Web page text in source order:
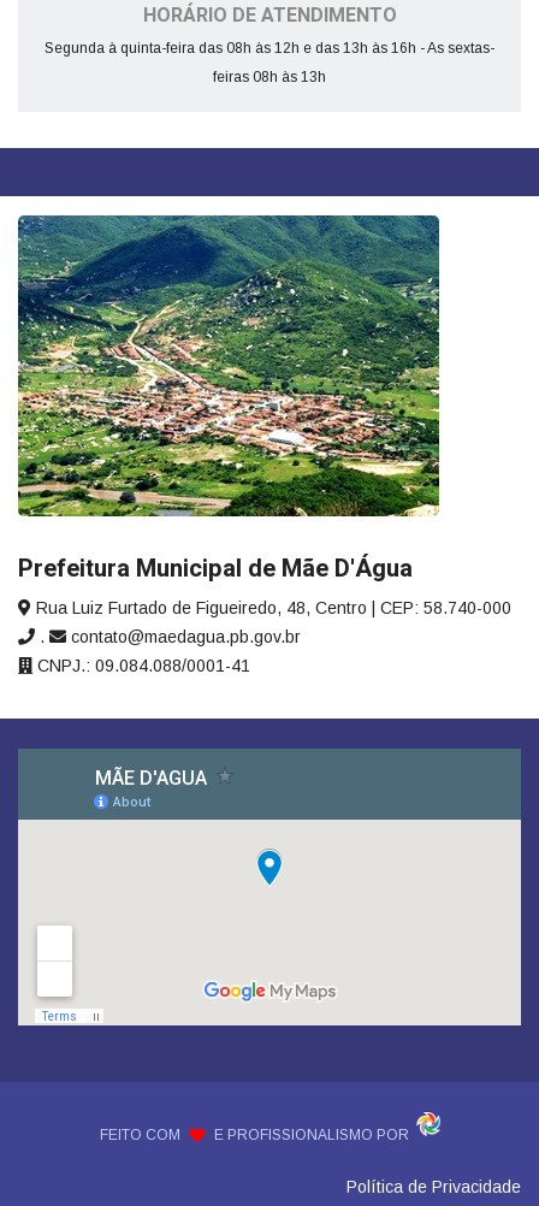
HORÁRIO DE ATENDIMENTO
Segunda à quinta-feira das 08h às 12h e das 13h às 16h - As sextas-
feiras 08h às 13h
Prefeitura Municipal de Mãe D'Água
Rua Luiz Furtado de Figueiredo, 48, Centro | CEP: 58.740-000
.
contato@maedagua.pb.gov.br
CNPJ.: 09.084.088/0001-41
FEITO COM E PROFISSIONALISMO POR
Política de Privacidade